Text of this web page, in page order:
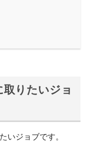
りたいジョ
いジョブです。